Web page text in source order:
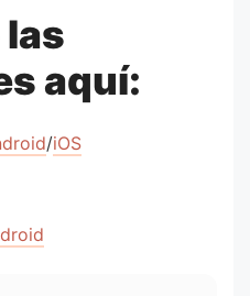
aquí:
/iOS